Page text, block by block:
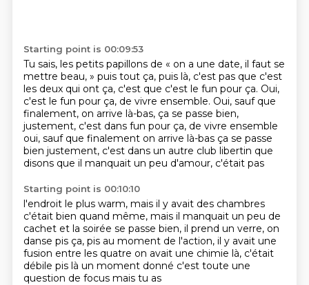
Starting point is 00:09:53
Tu sais, les petits papillons de « on a une date, il faut se
mettre beau, » puis tout ça, puis là, c'est pas que c'est
les deux qui ont ça, c'est que c'est le fun pour ça. Oui,
c'est le fun pour ça, de vivre ensemble. Oui, sauf que
finalement, on arrive là-bas, ça se passe bien,
justement, c'est dans fun pour ça, de vivre ensemble
oui, sauf que finalement on arrive là-bas ça se passe
bien justement, c'est dans un autre club libertin que
disons que il manquait un peu d'amour, c'était pas
Starting point is 00:10:10
l'endroit le plus warm, mais il y avait des chambres
c'était bien quand même, mais il manquait un peu de
cachet et la soirée se passe bien, il prend un verre, on
danse pis ça, pis au moment de l'action, il y avait une
fusion entre les quatre on avait une chimie là, c'était
débile pis là un moment donné c'est toute une
question de focus mais tu as